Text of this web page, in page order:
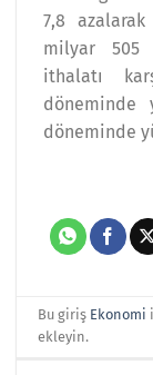
7,8
milyar 505
ithalatı
döneminde
döneminde
Bu giriş Ekonomi
ekleyin.